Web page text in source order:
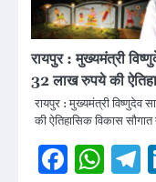
रायपुर : मुख्यमंत्री
32 लाख रुपये की
रायपुर : मुख्यमंत्री
की ऐतिहासिक विकास